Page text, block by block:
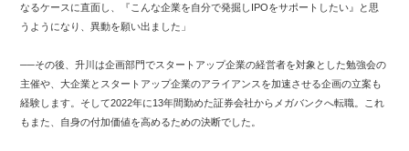
なるケースに直面し、『こんな企業を自分で発掘しIPOをサポートしたい』と思
うようになり、異動を願い出ました」
──その後、升川は企画部門でスタートアップ企業の経営者を対象とした勉強会の
主催や、大企業とスタートアップ企業のアライアンスを加速させる企画の立案も
経験します。そして2022年に13年間勤めた証券会社からメガバンクへ転職。これ
もまた、自身の付加価値を高めるための決断でした。